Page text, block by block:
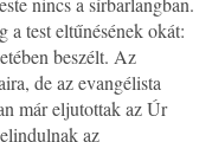
test eltűnésének okát:
beszélt. Az
de az evangélista
már eljutottak az Úr
az